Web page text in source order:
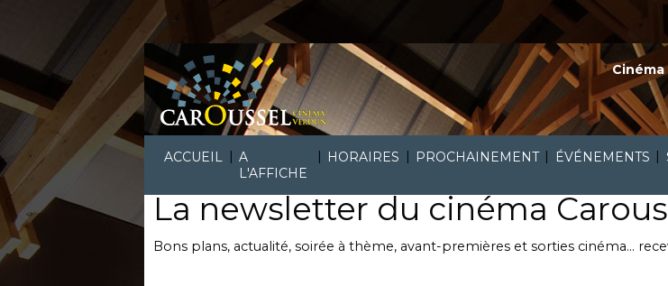
ACCUEIL | A
L'AFFICHE
| HORAIRES | PROCHAINEMENT | ÉVÉNEMENTS |
Cinéma
La newsletter du cinéma
Bons plans, actualité, soirée à thème, avant-premières et sorties cinéma...